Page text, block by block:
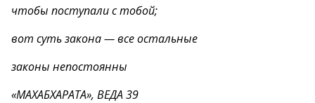
чтобы поступали с тобой;
вот суть закона — все остальные
законы непостоянны
«МАХАБХАРАТА», ВЕДА 39